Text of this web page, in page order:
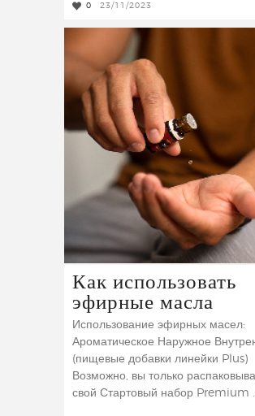
0 23/11/2023
Как использовать
эфирные масла
Использование эфирных масел:
Ароматическое Наружное
(пищевые добавки линейки Plus)
Возможно, вы только
свой Стартовый набор Premium